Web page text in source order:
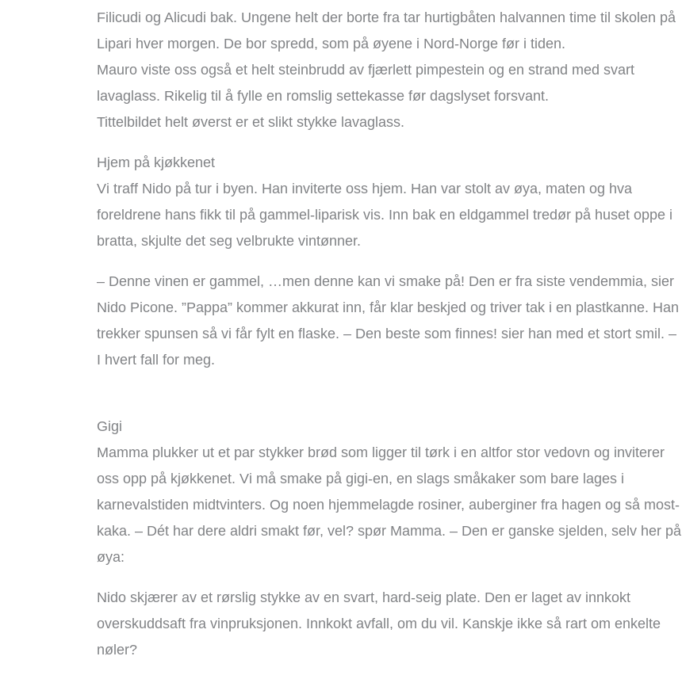
Filicudi og Alicudi bak. Ungene helt der borte fra tar hurtigbåten halvannen time til skolen på
Lipari hver morgen. De bor spredd, som på øyene i Nord-Norge før i tiden.
Mauro viste oss også et helt steinbrudd av fjærlett pimpestein og en strand med svart
lavaglass. Rikelig til å fylle en romslig settekasse før dagslyset forsvant.
Tittelbildet helt øverst er et slikt stykke lavaglass.
Hjem på kjøkkenet
Vi traff Nido på tur i byen. Han inviterte oss hjem. Han var stolt av øya, maten og hva
foreldrene hans fikk til på gammel-liparisk vis. Inn bak en eldgammel tredør på huset oppe i
bratta, skjulte det seg velbrukte vintønner.
– Denne vinen er gammel, …men denne kan vi smake på! Den er fra siste vendemmia, sier
Nido Picone. ”Pappa” kommer akkurat inn, får klar beskjed og triver tak i en plastkanne. Han
trekker spunsen så vi får fylt en flaske. – Den beste som finnes! sier han med et stort smil. –
I hvert fall for meg.
Gigi
Mamma plukker ut et par stykker brød som ligger til tørk i en altfor stor vedovn og inviterer
oss opp på kjøkkenet. Vi må smake på gigi-en, en slags småkaker som bare lages i
karnevalstiden midtvinters. Og noen hjemmelagde rosiner, auberginer fra hagen og så most-
kaka. – Dét har dere aldri smakt før, vel? spør Mamma. – Den er ganske sjelden, selv her på
øya:
Nido skjærer av et rørslig stykke av en svart, hard-seig plate. Den er laget av innkokt
overskuddsaft fra vinpruksjonen. Innkokt avfall, om du vil. Kanskje ikke så rart om enkelte
nøler?